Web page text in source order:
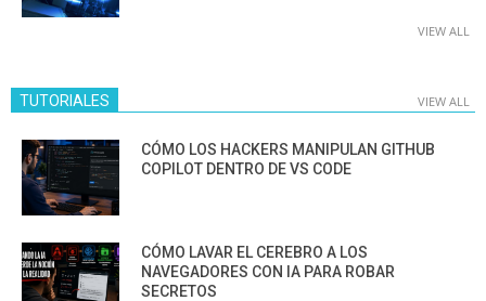
VIEW ALL
TUTORIALES VIEW ALL
CÓMO LOS HACKERS MANIPULAN GITHUB
COPILOT DENTRO DE VS CODE
CÓMO LAVAR EL CEREBRO A LOS
NAVEGADORES CON IA PARA ROBAR
SECRETOS